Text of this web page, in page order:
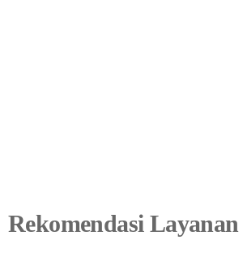
Rekomendasi Layanan